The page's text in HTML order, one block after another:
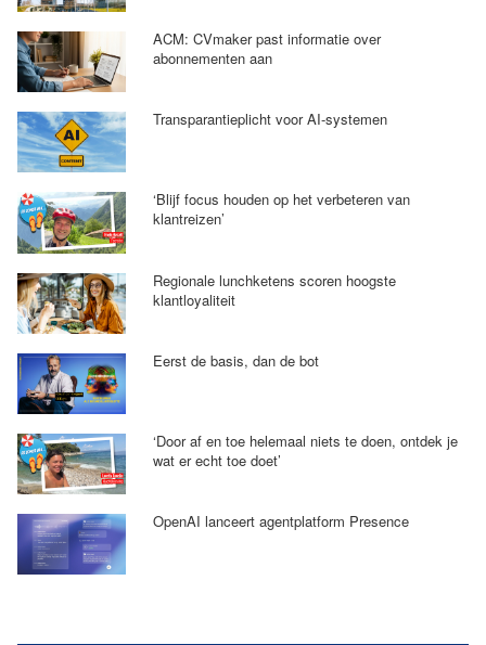
ACM: CVmaker past informatie over
abonnementen aan
Transparantieplicht voor AI-systemen
‘Blijf focus houden op het verbeteren van
klantreizen’
Regionale lunchketens scoren hoogste
klantloyaliteit
Eerst de basis, dan de bot
‘Door af en toe helemaal niets te doen, ontdek je
wat er echt toe doet’
OpenAI lanceert agentplatform Presence